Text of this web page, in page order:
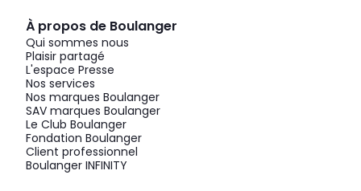
À propos de Boulanger
Qui sommes nous
Plaisir partagé
L'espace Presse
Nos services
Nos marques Boulanger
SAV marques Boulanger
Le Club Boulanger
Fondation Boulanger
Client professionnel
Boulanger INFINITY